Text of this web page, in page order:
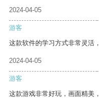
2024-04-05
游客
这款软件的学习方式非常灵活
2024-04-05
游客
这款游戏非常好玩，画面精美